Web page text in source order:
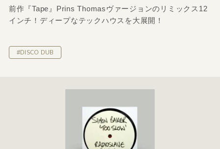
前作『Tape』Prins Thomasヴァージョンのリミックス12
インチ！ディープなテックハウスを大展開！
#DISCO DUB